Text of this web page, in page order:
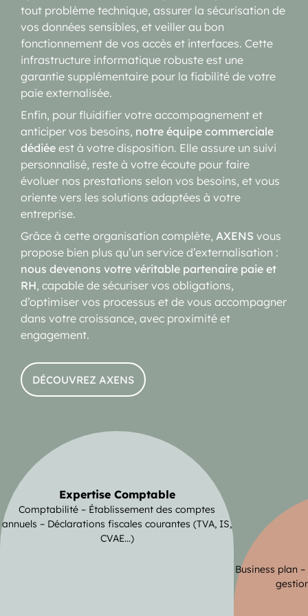
tout problème technique, assurer la sécurisation de
vos données sensibles, et veiller au bon
fonctionnement de vos accès et interfaces. Cette
infrastructure informatique robuste est une
garantie supplémentaire pour la fiabilité de votre
paie externalisée.
Enfin, pour fluidifier votre accompagnement et
anticiper vos besoins, notre équipe commerciale
dédiée est à votre disposition. Elle assure un suivi
personnalisé, reste à votre écoute pour faire
évoluer nos prestations selon vos besoins, et vous
oriente vers les solutions adaptées à votre
entreprise.
Grâce à cette organisation complète, AXENS vous
propose bien plus qu’un service d’externalisation :
nous devenons votre véritable partenaire paie et
RH, capable de sécuriser vos obligations,
d’optimiser vos processus et de vous accompagner
dans votre croissance, avec proximité et
engagement.
DÉCOUVREZ AXENS
Expertise Comptable
Comptabilité – Établissement des comptes
annuels – Déclarations fiscales courantes (TVA, IS,
CVAE…)
Business plan